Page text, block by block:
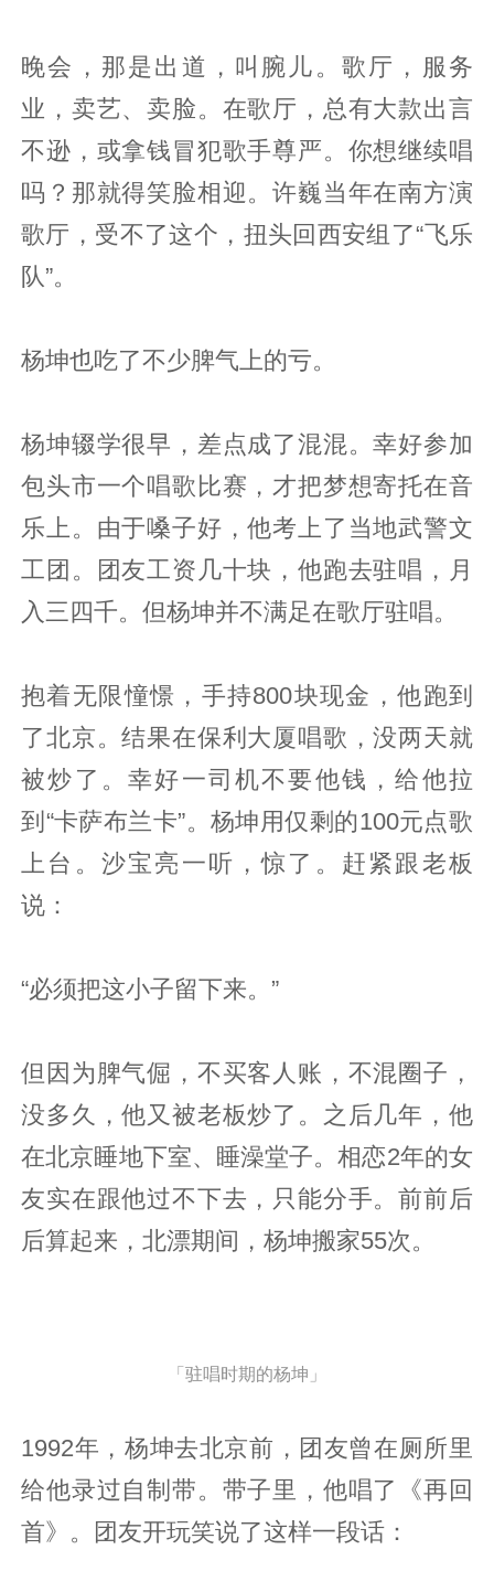
晚会，那是出道，叫腕儿。歌厅，服务
业，卖艺、卖脸。在歌厅，总有大款出言
不逊，或拿钱冒犯歌手尊严。你想继续唱
吗？那就得笑脸相迎。许巍当年在南方演
歌厅，受不了这个，扭头回西安组了“飞乐
队”。
杨坤也吃了不少脾气上的亏。
杨坤辍学很早，差点成了混混。幸好参加
包头市一个唱歌比赛，才把梦想寄托在音
乐上。由于嗓子好，他考上了当地武警文
工团。团友工资几十块，他跑去驻唱，月
入三四千。但杨坤并不满足在歌厅驻唱。
抱着无限憧憬，手持800块现金，他跑到
了北京。结果在保利大厦唱歌，没两天就
被炒了。幸好一司机不要他钱，给他拉
到“卡萨布兰卡”。杨坤用仅剩的100元点歌
上台。沙宝亮一听，惊了。赶紧跟老板
说：
“必须把这小子留下来。”
但因为脾气倔，不买客人账，不混圈子，
没多久，他又被老板炒了。之后几年，他
在北京睡地下室、睡澡堂子。相恋2年的女
友实在跟他过不下去，只能分手。前前后
后算起来，北漂期间，杨坤搬家55次。
「驻唱时期的杨坤」
1992年，杨坤去北京前，团友曾在厕所里
给他录过自制带。带子里，他唱了《再回
首》。团友开玩笑说了这样一段话：